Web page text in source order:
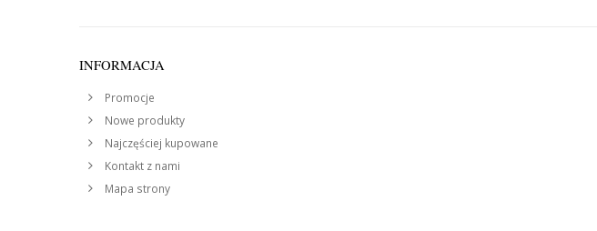
INFORMACJA
Promocje
Nowe produkty
Najczęściej kupowane
Kontakt z nami
Mapa strony